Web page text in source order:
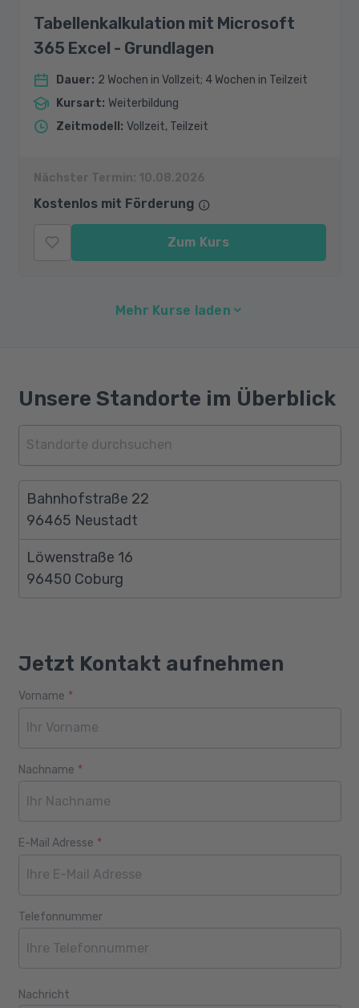
Tabellenkalkulation mit Microsoft
365 Excel - Grundlagen
Dauer: 2 Wochen in Vollzeit; 4 Wochen in Teilzeit
Kursart: Weiterbildung
Zeitmodell : Vollzeit, Teilzeit
Nächster Termin: 10.08.2026
Kostenlos mit Förderung
Zum Kurs
Mehr Kurse laden
Unsere Standorte im Überblick
Bahnhofstraße 22
96465 Neustadt
Löwenstraße 16
96450 Coburg
Jetzt Kontakt aufnehmen
Webseite
Alter
Vorname *
Nachname *
E-Mail Adresse *
Telefonnummer
Nachricht